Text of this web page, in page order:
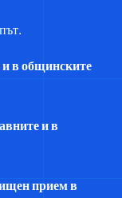
в общинските
и в
прием в